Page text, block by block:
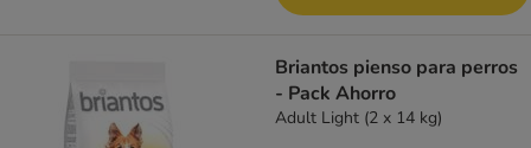
Briantos pienso para perros
- Pack Ahorro
Adult Light (2 x 14 kg)